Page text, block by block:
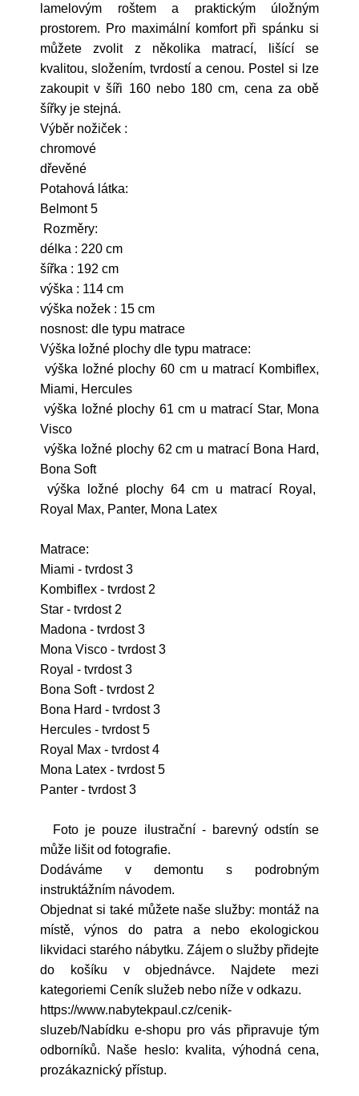
lamelovým roštem a praktickým úložným
prostorem. Pro maximální komfort při spánku si
můžete zvolit z několika matrací, lišící se
kvalitou, složením, tvrdostí a cenou. Postel si lze
zakoupit v šíři 160 nebo 180 cm, cena za obě
šířky je stejná.
Výběr nožiček :
chromové
dřevěné
Potahová látka:
Belmont 5
Rozměry:
délka : 220 cm
šířka : 192 cm
výška : 114 cm
výška nožek : 15 cm
nosnost: dle typu matrace
Výška ložné plochy dle typu matrace:
výška ložné plochy 60 cm u matrací Kombiflex,
Miami, Hercules
výška ložné plochy 61 cm u matrací Star, Mona
Visco
výška ložné plochy 62 cm u matrací Bona Hard,
Bona Soft
výška ložné plochy 64 cm u matrací Royal,
Royal Max, Panter, Mona Latex
Matrace:
Miami - tvrdost 3
Kombiflex - tvrdost 2
Star - tvrdost 2
Madona - tvrdost 3
Mona Visco - tvrdost 3
Royal - tvrdost 3
Bona Soft - tvrdost 2
Bona Hard - tvrdost 3
Hercules - tvrdost 5
Royal Max - tvrdost 4
Mona Latex - tvrdost 5
Panter - tvrdost 3
Foto je pouze ilustrační - barevný odstín se
může lišit od fotografie.
Dodáváme v demontu s podrobným
instruktážním návodem.
Objednat si také můžete naše služby: montáž na
místě, výnos do patra a nebo ekologickou
likvidaci starého nábytku. Zájem o služby přidejte
do košíku v objednávce. Najdete mezi
kategoriemi Ceník služeb nebo níže v odkazu.
https://www.nabytekpaul.cz/cenik-
sluzeb/Nabídku e-shopu pro vás připravuje tým
odborníků. Naše heslo: kvalita, výhodná cena,
prozákaznický přístup.